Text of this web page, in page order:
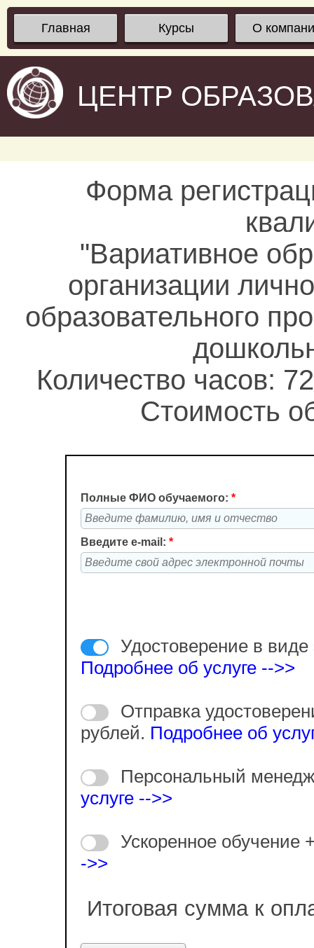
Главная Курсы О
ЦЕНТР
Форма
"Вариативное
организации
образовательного
Количество часов:
Стоимость
Полные ФИО обучаемого: *
Введите e-mail: *
Удостоверение в виде
Подробнее об услуге -->>
Отправка
рублей. Подробнее об
Персональный
услуге -->>
Ускоренное обучение
->>
Итоговая сумма к